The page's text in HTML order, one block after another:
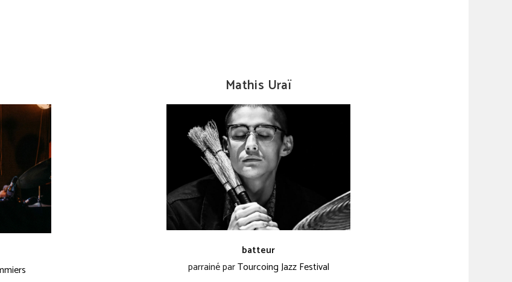
Mathis Uraï
batteur
parrainé parTourcoing Jazz Festival